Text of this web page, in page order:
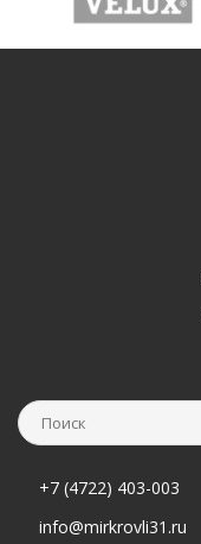
+7 (4722) 403-003
info@mirkrovli31.ru